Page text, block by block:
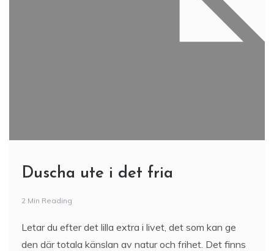
Duscha ute i det fria
2 Min Reading
Letar du efter det lilla extra i livet, det som kan ge
den där totala känslan av natur och frihet. Det finns